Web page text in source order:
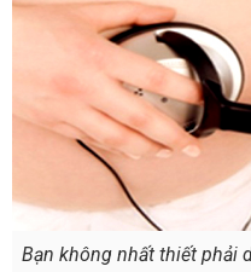
Bạn không nhất thiết phải